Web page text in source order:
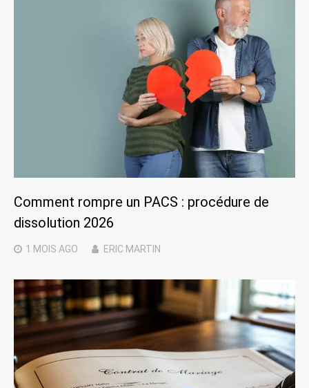
Comment rompre un PACS : procédure de
dissolution 2026
1 MOIS AGO ERIC MARTIN